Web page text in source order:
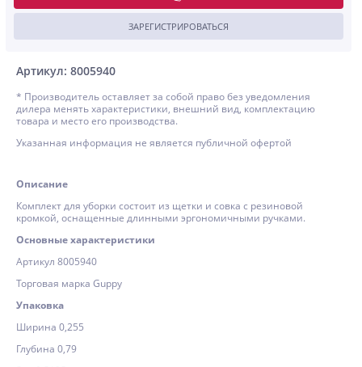
Артикул: 8005940
ЗАРЕГИСТРИРОВАТЬСЯ
* Производитель оставляет за собой право без уведомления
дилера менять характеристики, внешний вид, комплектацию
товара и место его производства.
Указанная информация не является публичной офертой
Описание
Комплект для уборки состоит из щетки и совка с резиновой
кромкой, оснащенные длинными эргономичными ручками.
Основные характеристики
Артикул 8005940
Торговая марка Guppy
Упаковка
Ширина 0,255
Глубина 0,79